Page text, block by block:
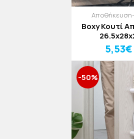
Boxy Κουτί
5,53€
-50%